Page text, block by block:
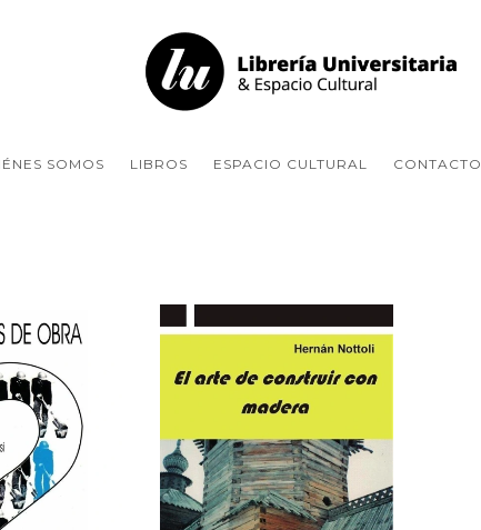
SOMOS LIBROS ESPACIO CULTURAL CONTACTO